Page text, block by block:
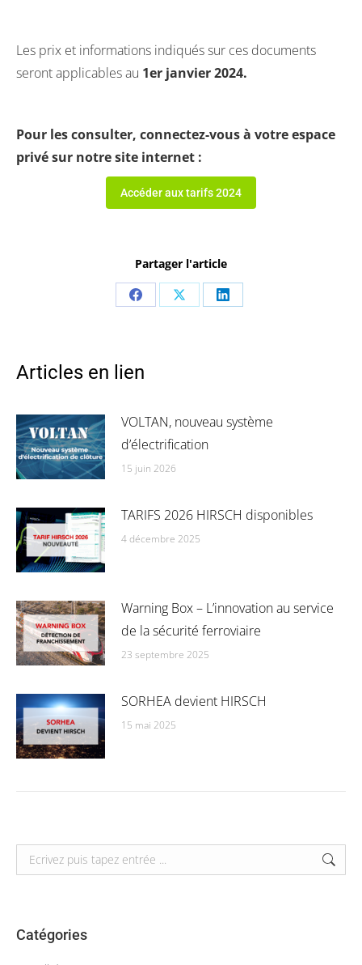
Les prix et informations indiqués sur ces documents
seront applicables au 1er janvier 2024.
Pour les consulter, connectez-vous à votre espace
privé sur notre site internet :
Accéder aux tarifs 2024
Partager l'article
Share Share Share
Articles en lien
VOLTAN, nouveau système
d’électrification
15 juin 2026
TARIFS 2026 HIRSCH disponibles
4 décembre 2025
Warning Box – L’innovation au service
de la sécurité ferroviaire
23 septembre 2025
SORHEA devient HIRSCH
15 mai 2025
Search:
Catégories